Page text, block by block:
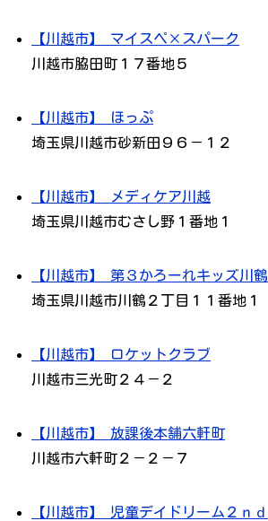
【川越市】 マイスペ×スパーク
川越市脇田町１７番地５
【川越市】 ほっぷ
埼玉県川越市砂新田９６－１２
【川越市】 メディケア川越
埼玉県川越市むさし野１番地１
【川越市】 第３かろーれキッズ川鶴
埼玉県川越市川鶴２丁目１１番地１
【川越市】 ロケットクラブ
川越市三光町２４－２
【川越市】 放課後本舗六軒町
川越市六軒町２－２－７
【川越市】 児童デイドリーム２ｎｄ